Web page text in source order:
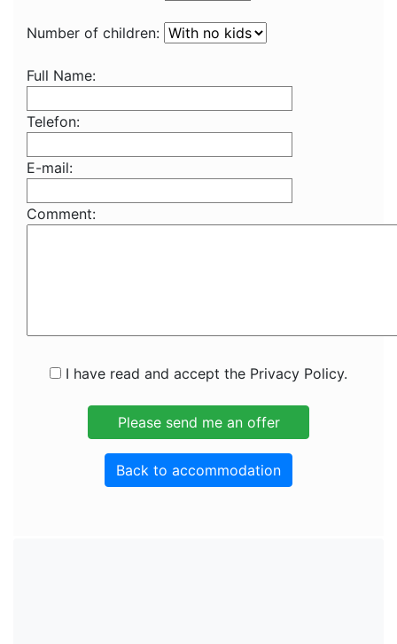
Number of children:
Full Name:
Telefon:
E-mail:
Comment:
I have read and accept the Privacy Policy.
Back to accommodation